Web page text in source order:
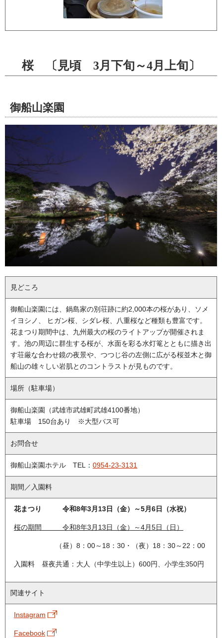
桜 〔見頃 3月下旬～4月上旬〕
御船山楽園
見どころ
御船山楽園には、鍋島家の別荘跡に約2,000本の桜があり、ソメ
イヨシノ、 ヒガン桜、シダレ桜、八重桜など種類も豊富です。
花まつり期間中は、九州最大の桜のライトアップが開催されま
す。池の周辺に群生する桜が、水面を彩る水灯篭とともに描き出
す荘厳な合わせ鏡の夜景や、つつじ谷の左側に広がる桜並木と御
船山の雄々しい岩肌とのコントラストが見ものです。
場所（駐車場）
御船山楽園（武雄市武雄町武雄4100番地）
駐車場 150台あり ※大型バス可
お問合せ
御船山楽園ホテル TEL： 0954-23-3131
期間／入園料
花まつり 令和8年3月13日（金）～5月6日（水祝）
桜の期間 令和8年3月13日（金）～4月5日（日）
（昼）8：00～18：30・（夜）18：30～22：00
入園料 昼夜共通：大人（中学生以上）600円、小学生350円
関連サイト
Instagram
Facebook